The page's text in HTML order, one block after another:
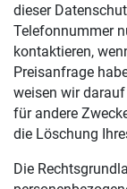
dieser
Telefonnummer
kontaktieren,
Preisanfrage
weisen wir
für andere
die Löschung
Die